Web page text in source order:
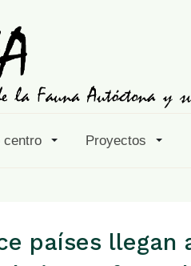
centro Proyectos
países llegan